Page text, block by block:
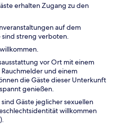
erhalten Zugang zu den
auf dem
streng verboten.
vor Ort mit einem
und einem
die Gäste dieser Unterkunft
genießen.
Gäste jeglicher sexuellen
willkommen